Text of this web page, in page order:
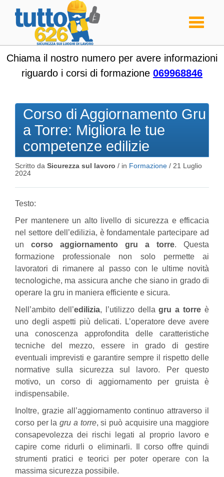
Toggle
Chiama il nostro numero per avere informazioni
riguardo i corsi di formazione 069968846
Corso di Aggiornamento Gru
a Torre: Migliora le tue
competenze edilizie
Scritto da Sicurezza sul lavoro / in Formazione / 21 Luglio
2024
Testo:
Per mantenere un alto livello di sicurezza e efficacia
nel settore dell’edilizia, è fondamentale partecipare ad
un corso aggiornamento gru a torre. Questa
formazione professionale non solo permette ai
lavoratori di rimanere al passo con le ultime novità
tecnologiche, ma assicura anche che siano in grado di
operare la gru in maniera efficiente e sicura.
Nell’ambito dell’edilizia, l’utilizzo dellagru a torre è
uno degli aspetti più delicati. L’operatore deve avere
una conoscenza approfondita delle caratteristiche
tecniche del mezzo, essere in grado di gestire
eventuali imprevisti e garantire sempre il rispetto delle
normative sulla sicurezza sul lavoro. Per questo
motivo, un corso di aggiornamento per gruista è
indispensabile.
Inoltre, grazie all’aggiornamento continuo attraverso il
corso per lagru a torre, si può acquisire una maggiore
consapevolezza dei rischi legati al proprio lavoro e
capire come ridurli o eliminarli. Il corso offre quindi
strumenti pratici e teorici per poter operare con la
massima sicurezza possibile.